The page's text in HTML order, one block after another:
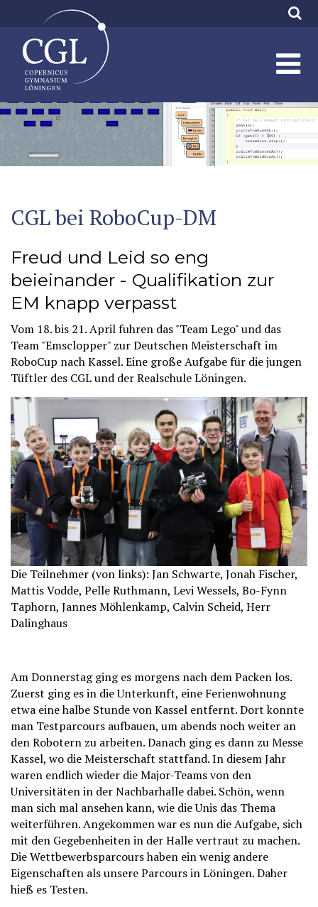
CGL bei RoboCup-DM
Freud und Leid so eng
beieinander - Qualifikation zur
EM knapp verpasst
Vom 18. bis 21. April fuhren das "Team Lego" und das
Team "Emsclopper" zur Deutschen Meisterschaft im
RoboCup nach Kassel. Eine große Aufgabe für die jungen
Tüftler des CGL und der Realschule Löningen.
Die Teilnehmer (von links): Jan Schwarte, Jonah Fischer,
Mattis Vodde, Pelle Ruthmann, Levi Wessels, Bo-Fynn
Taphorn, Jannes Möhlenkamp, Calvin Scheid, Herr
Dalinghaus
Am Donnerstag ging es morgens nach dem Packen los.
Zuerst ging es in die Unterkunft, eine Ferienwohnung
etwa eine halbe Stunde von Kassel entfernt. Dort konnte
man Testparcours aufbauen, um abends noch weiter an
den Robotern zu arbeiten. Danach ging es dann zu Messe
Kassel, wo die Meisterschaft stattfand. In diesem Jahr
waren endlich wieder die Major-Teams von den
Universitäten in der Nachbarhalle dabei. Schön, wenn
man sich mal ansehen kann, wie die Unis das Thema
weiterführen. Angekommen war es nun die Aufgabe, sich
mit den Gegebenheiten in der Halle vertraut zu machen.
Die Wettbewerbsparcours haben ein wenig andere
Eigenschaften als unsere Parcours in Löningen. Daher
hieß es Testen.